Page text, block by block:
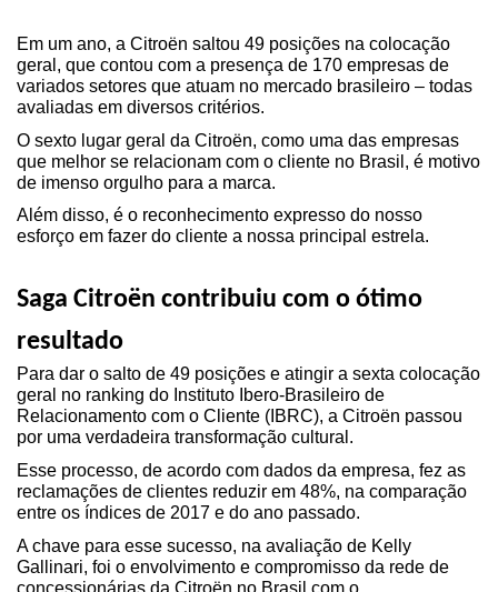
Em um ano, a Citroën saltou 49 posições na colocação
geral, que contou com a presença de 170 empresas de
variados setores que atuam no mercado brasileiro – todas
avaliadas em diversos critérios.
O sexto lugar geral da Citroën, como uma das empresas
que melhor se relacionam com o cliente no Brasil, é motivo
de imenso orgulho para a marca.
Além disso, é o reconhecimento expresso do nosso
esforço em fazer do cliente a nossa principal estrela.
Saga Citroën contribuiu com o ótimo
resultado
Para dar o salto de 49 posições e atingir a sexta colocação
geral no ranking do Instituto Ibero-Brasileiro de
Relacionamento com o Cliente (IBRC), a Citroën passou
por uma verdadeira transformação cultural.
Esse processo, de acordo com dados da empresa, fez as
reclamações de clientes reduzir em 48%, na comparação
entre os índices de 2017 e do ano passado.
A chave para esse sucesso, na avaliação de Kelly
Gallinari, foi o envolvimento e compromisso da rede de
concessionárias da Citroën no Brasil com o